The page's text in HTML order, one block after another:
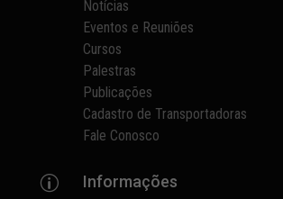
Notícias
Eventos e Reuniões
Cursos
Palestras
Publicações
Cadastro de Transportadoras
Fale Conosco
p Informações